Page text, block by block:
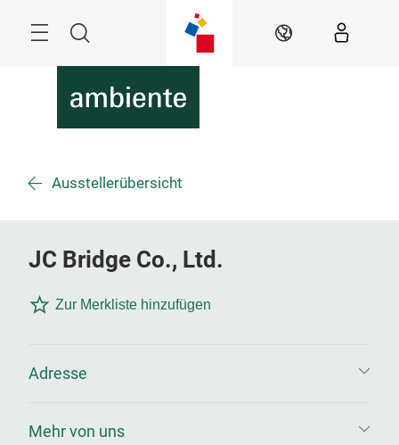
Suche DE
Ausstellerübersicht
JC Bridge Co., Ltd.
Zur Merkliste hinzufügen
Adresse
Mehr von uns